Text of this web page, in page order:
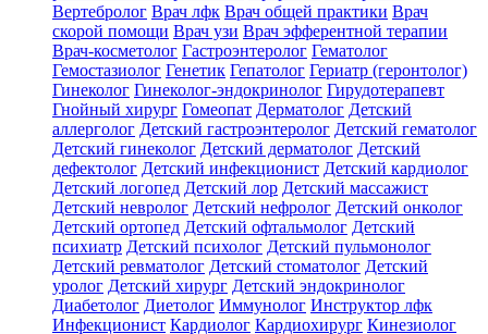
Вертебролог Врач лфк Врач общей практики Врач
скорой помощи Врач узи Врач эфферентной терапии
Врач-косметолог Гастроэнтеролог Гематолог
Гемостазиолог Генетик Гепатолог Гериатр (геронтолог)
Гинеколог Гинеколог-эндокринолог Гирудотерапевт
Гнойный хирург Гомеопат Дерматолог Детский
аллерголог Детский гастроэнтеролог Детский гематолог
Детский гинеколог Детский дерматолог Детский
дефектолог Детский инфекционист Детский кардиолог
Детский логопед Детский лор Детский массажист
Детский невролог Детский нефролог Детский онколог
Детский ортопед Детский офтальмолог Детский
психиатр Детский психолог Детский пульмонолог
Детский ревматолог Детский стоматолог Детский
уролог Детский хирург Детский эндокринолог
Диабетолог Диетолог Иммунолог Инструктор лфк
Инфекционист Кардиолог Кардиохирург Кинезиолог